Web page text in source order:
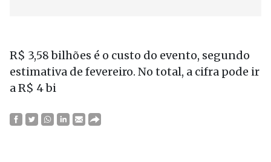
R$ 3,58 bilhões é o custo do evento, segundo
estimativa de fevereiro. No total, a cifra pode ir
a R$ 4 bi